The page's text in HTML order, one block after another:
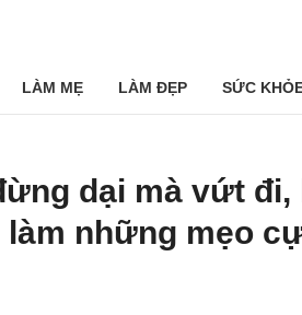
LÀM MẸ LÀM ĐẸP SỨC
dại mà vứt đi,
làm những mẹo